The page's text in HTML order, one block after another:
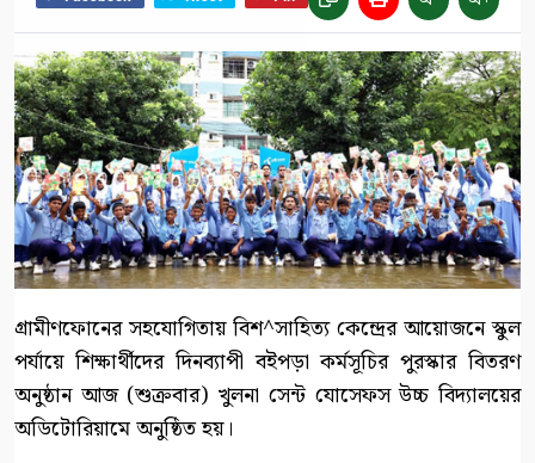
গ্রামীণফোনের সহযোগিতায় বিশ^সাহিত্য কেন্দ্রের আয়োজনে স্কুল
পর্যায়ে শিক্ষার্থীদের দিনব্যাপী বইপড়া কর্মসূচির পুরস্কার বিতরণ
অনুষ্ঠান আজ (শুক্রবার) খুলনা সেন্ট যোসেফস উচ্চ বিদ্যালয়ের
অডিটোরিয়ামে অনুষ্ঠিত হয়।